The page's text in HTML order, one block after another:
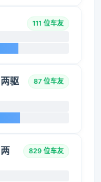
111 位车友
驱
87 位车友
829 位车友